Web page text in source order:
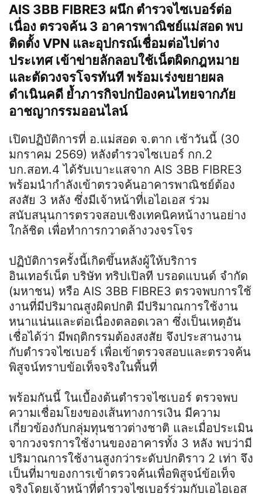
AIS 3BB FIBRE3 ผนึก ตำรวจไซเบอร์ต่อ
เนื่อง ตรวจค้น 3 อาคารพาณิชย์แม่สอด พบ
ติดตั้ง VPN และอุปกรณ์เชื่อมต่อไปต่าง
ประเทศ เข้าข่ายลักลอบใช้เน็ตผิดกฎหมาย
และตัดวงจรโจรทันที พร้อมเร่งขยายผล
ดำเนินคดี ย้ำภารกิจปกป้องคนไทยจากภัย
อาชญากรรมออนไลน์
เปิดปฏิบัติการที่ อ.แม่สอด จ.ตาก เช้าวันนี้ (30
มกราคม 2569) หลังตำรวจไซเบอร์ กก.2
บก.สอท.4 ได้รับเบาะแสจาก AIS 3BB FIBRE3
พร้อมนำกำลังเข้าตรวจค้นอาคารพาณิชย์ต้อง
สงสัย 3 หลัง ซึ่งมีเจ้าหน้าที่เอไอเอส ร่วม
สนับสนุนการตรวจสอบเชิงเทคนิคหน้างานอย่าง
ใกล้ชิด เพื่อทำการกวาดล้างวงจรโจร
ปฏิบัติการครั้งนี้เกิดขึ้นหลังผู้ให้บริการ
อินเทอร์เน็ต บริษัท ทริปเปิลที บรอดแบนด์ จำกัด
(มหาชน) หรือ AIS 3BB FIBRE3 ตรวจพบการใช้
งานที่มีปริมาณสูงผิดปกติ มีปริมาณการใช้งาน
หนาแน่นและต่อเนื่องตลอดเวลา ซึ่งเป็นเหตุอัน
เชื่อได้ว่า มีพฤติกรรมต้องสงสัย จึงประสานงาน
กับตำรวจไซเบอร์ เพื่อเข้าตรวจสอบและตรวจค้น
พิสูจน์ทราบข้อเท็จจริงในพื้นที่
พร้อมกันนี้ ในเบื้องต้นตำรวจไซเบอร์ ตรวจพบ
ความเชื่อมโยงของเส้นทางการเงิน มีความ
เกี่ยวข้องกับกลุ่มทุนชาวต่างชาติ และเมื่อประเมิน
จากวงจรการใช้งานของอาคารทั้ง 3 หลัง พบว่ามี
ปริมาณการใช้งานสูงกว่าระดับปกติราว 2 เท่า จึง
เป็นที่มาของการเข้าตรวจค้นเพื่อพิสูจน์ข้อเท็จ
จริงโดยเจ้าหน้าที่ตำรวจไซเบอร์ร่วมกับเอไอเอส